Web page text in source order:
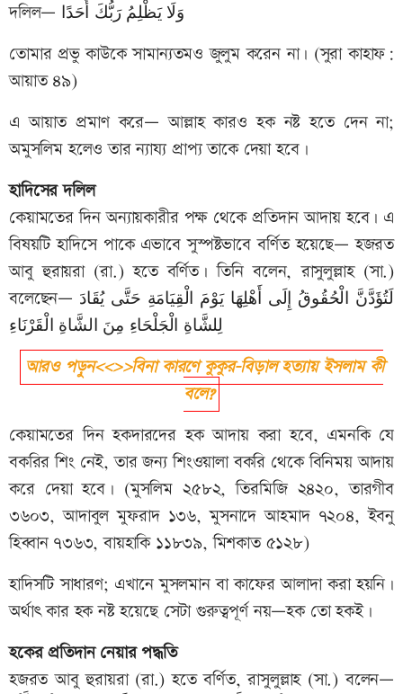
দলিল— وَلَا يَظْلِمُ رَبُّكَ أَحَدًا
তোমার প্রভু কাউকে সামান্যতমও জুলুম করেন না। (সুরা কাহাফ:
আয়াত ৪৯)
এ আয়াত প্রমাণ করে— আল্লাহ কারও হক নষ্ট হতে দেন না;
অমুসলিম হলেও তার ন্যায্য প্রাপ্য তাকে দেয়া হবে।
হাদিসের দলিল
কেয়ামতের দিন অন্যায়কারীর পক্ষ থেকে প্রতিদান আদায় হবে। এ
বিষয়টি হাদিসে পাকে এভাবে সুস্পষ্টভাবে বর্ণিত হয়েছে— হজরত
আবু হুরায়রা (রা.) হতে বর্ণিত। তিনি বলেন, রাসুলুল্লাহ (সা.)
বলেছেন— لَتُؤَدَّنَّ الْحُقُوقُ إِلَى أَهْلِهَا يَوْمَ الْقِيَامَةِ حَتَّى يُقَادَ
لِلشَّاةِ الْجَلْحَاءِ مِنَ الشَّاةِ الْقَرْنَاءِ
আরও পড়ুন<<>>বিনা কারণে কুকুর-বিড়াল হত্যায় ইসলাম কী
বলে?
কেয়ামতের দিন হকদারদের হক আদায় করা হবে, এমনকি যে
বকরির শিং নেই, তার জন্য শিংওয়ালা বকরি থেকে বিনিময় আদায়
করে দেয়া হবে। (মুসলিম ২৫৮২, তিরমিজি ২৪২০, তারগীব
৩৬০৩, আদাবুল মুফরাদ ১৩৬, মুসনাদে আহমাদ ৭২০৪, ইবনু
হিব্বান ৭৩৬৩, বায়হাকি ১১৮৩৯, মিশকাত ৫১২৮)
হাদিসটি সাধারণ; এখানে মুসলমান বা কাফের আলাদা করা হয়নি।
অর্থাৎ কার হক নষ্ট হয়েছে সেটা গুরুত্বপূর্ণ নয়—হক তো হকই।
হকের প্রতিদান নেয়ার পদ্ধতি
হজরত আবু হুরায়রা (রা.) হতে বর্ণিত, রাসুলুল্লাহ (সা.) বলেন—